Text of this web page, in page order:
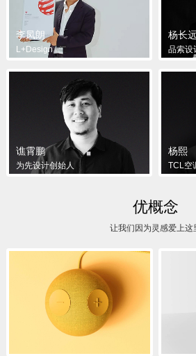
李凤朗
L+Design
杨长
品索设
谯霄鹏
为先设计创始人
杨熙
TCL空
优概念
让我们因为灵感爱上这